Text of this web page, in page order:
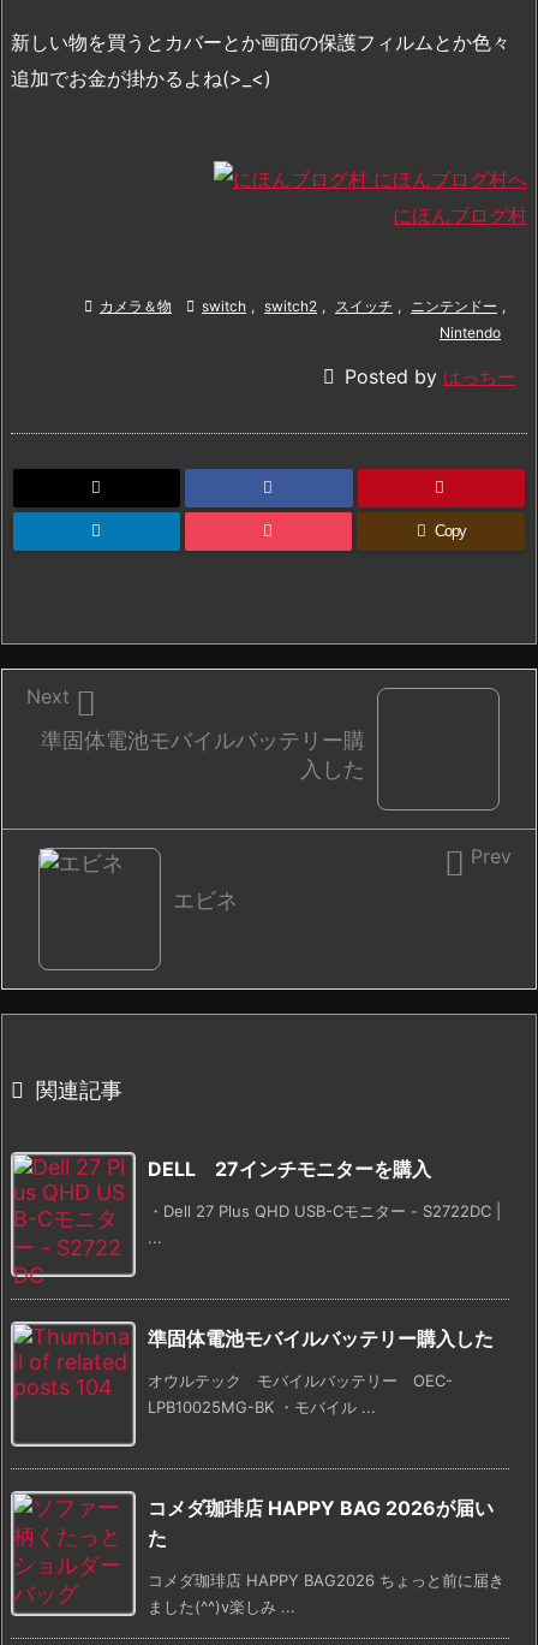
新しい物を買うとカバーとか画面の保護フィルムとか色々
追加でお金が掛かるよね(>_<)
にほんブログ村
 カメラ＆物  switch , switch2 , スイッチ , ニンテンドー ,
Nintendo
 Posted by はっちー
Copy
準固体電池モバイルバッテリー購
入した

Next
エビネ
 Prev
 関連記事
DELL 27インチモニターを購入
・Dell 27 Plus QHD USB-Cモニター - S2722DC |
...
準固体電池モバイルバッテリー購入した
オウルテック モバイルバッテリー OEC-
LPB10025MG-BK ・モバイル ...
コメダ珈琲店 HAPPY BAG 2026が届い
た
コメダ珈琲店 HAPPY BAG2026 ちょっと前に届き
ました(^^)v楽しみ ...